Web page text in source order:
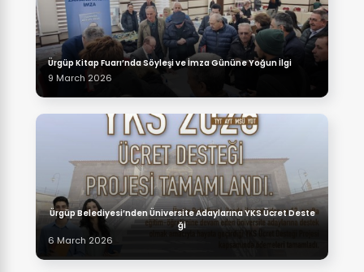
Ürgüp Kitap Fuarı’nda Söyleşi ve İmza Gününe Yoğun İlgi
9 March 2026
Ürgüp Belediyesi’nden Üniversite Adaylarına YKS Ücret Deste
ği
6 March 2026